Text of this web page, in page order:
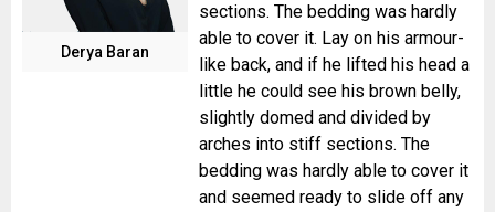
Derya Baran
sections. The bedding was hardly
able to cover it. Lay on his armour-
like back, and if he lifted his head a
little he could see his brown belly,
slightly domed and divided by
arches into stiff sections. The
bedding was hardly able to cover it
and seemed ready to slide off any